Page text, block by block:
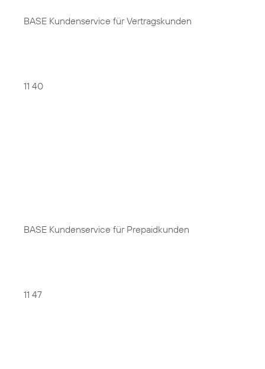
BASE Kundenservice für Vertragskunden
11 40
BASE Kundenservice für Prepaidkunden
11 47